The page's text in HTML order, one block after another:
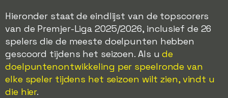
Hieronder staat de eindlijst van de topscorers
van de Premjer-Liga 2025/2026, inclusief de 26
spelers die de meeste doelpunten hebben
gescoord tijdens het seizoen. Als ude
doelpuntenontwikkeling per speelronde van
elke speler tijdens het seizoen wilt zien, vindt u
die hier.